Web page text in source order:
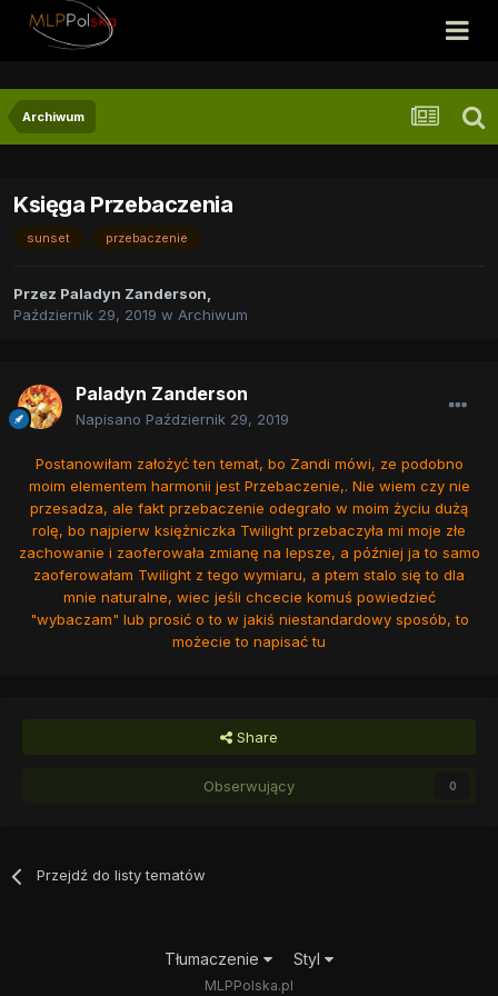
Archiwum
Księga Przebaczenia
sunset przebaczenie
Przez Paladyn Zanderson,
Październik 29, 2019 w Archiwum
Paladyn Zanderson
Napisano Październik 29, 2019
Postanowiłam założyć ten temat, bo Zandi mówi, ze podobno
moim elementem harmonii jest Przebaczenie,. Nie wiem czy nie
przesadza, ale fakt przebaczenie odegrało w moim życiu dużą
rolę, bo najpierw księżniczka Twilight przebaczyła mi moje złe
zachowanie i zaoferowała zmianę na lepsze, a później ja to samo
zaoferowałam Twilight z tego wymiaru, a ptem stalo się to dla
mnie naturalne, wiec jeśli chcecie komuś powiedzieć
"wybaczam" lub prosić o to w jakiś niestandardowy sposób, to
możecie to napisać tu
Share
Obserwujący 0
Przejdź do listy tematów
Tłumaczenie Styl
MLPPolska.pl